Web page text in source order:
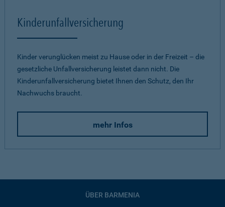
Kinderunfallversicherung
Kinder verunglücken meist zu Hause oder in der Freizeit – die
gesetzliche Unfallversicherung leistet dann nicht. Die
Kinderunfallversicherung bietet Ihnen den Schutz, den Ihr
Nachwuchs braucht.
mehr Infos
ÜBER BARMENIA